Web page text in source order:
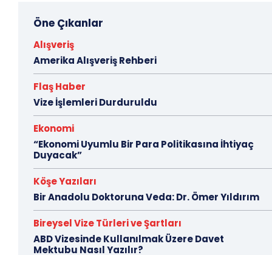
Öne Çıkanlar
Alışveriş
Amerika Alışveriş Rehberi
Flaş Haber
Vize İşlemleri Durduruldu
Ekonomi
“Ekonomi Uyumlu Bir Para Politikasına İhtiyaç
Duyacak”
Köşe Yazıları
Bir Anadolu Doktoruna Veda: Dr. Ömer Yıldırım
Bireysel Vize Türleri ve Şartları
ABD Vizesinde Kullanılmak Üzere Davet
Mektubu Nasıl Yazılır?